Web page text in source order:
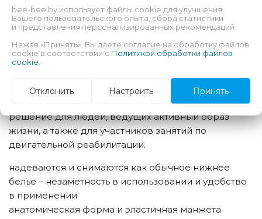
степень недержания мочи: средняя
Каловое недержание: нет
Впитывающие трусы Seni Active Normal
одноразового использования – это оптимальное
решение для людей, ведущих активный образ
жизни, а также для участников занятий по
двигательной реабилитации.
надеваются и снимаются как обычное нижнее
белье – незаметность в использовании и удобство
в применении
анатомическая форма и эластичная манжета
bee-bee.by использует файлы cookie для улучшения
Вашего пользовательского опыта, сбора статистики
и представления персонализированных рекомендаций.
Нажав «Принять», Вы даете согласие на обработку файлов
cookie в соответствии с Политикой обработки файлов
cookie
Отклонить Настроить Принять